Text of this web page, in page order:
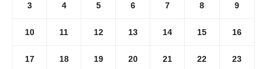
3 4 5 6 7 8 9
10 11 12 13 14 15 16
17 18 19 20 21 22 23